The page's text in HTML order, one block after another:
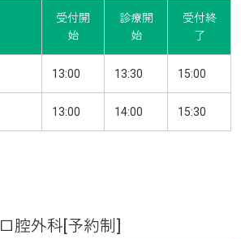
受付開
始
診療開
始
受付終
了
13:00 13:30 15:00
13:00 14:00 15:30
口腔外科[予約制]